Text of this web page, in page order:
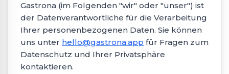
Gastrona (im Folgenden "wir" oder "unser") ist
der Datenverantwortliche für die Verarbeitung
Ihrer personenbezogenen Daten. Sie können
uns unter hello@gastrona.app für Fragen zum
Datenschutz und Ihrer Privatsphäre
kontaktieren.